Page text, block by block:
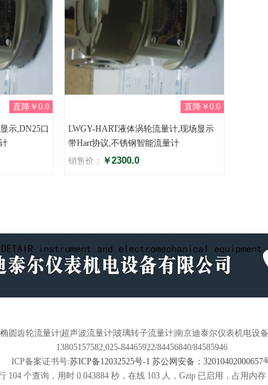
直降￥0.0
示,DN25口
直降￥0.0
LWGY-HART液体涡轮流量计,现场显示
带Hart协议,不锈钢智能流量计
销售价： ￥2300.0
圆齿轮流量计|超声波流量计|玻璃转子流量计|南京迪泰尔仪表机电
13805157582,025-84465922/84456840/84585946
ICP备案证书号:苏ICP备12032525号-1 苏公网安备：32010402000657
104 个查询，用时 0.043884 秒，在线 103 人，Gzip 已启用，占用内存